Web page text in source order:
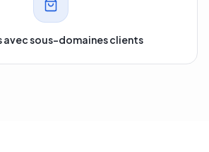
avec sous-domaines clients